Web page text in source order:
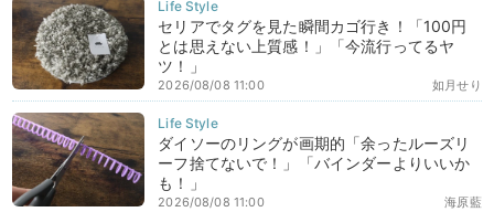
セリアでタグを見た瞬間カゴ行き！「100円
とは思えない上質感！」「今流行ってるヤ
ツ！」
如月せり
2026/08/08 11:00
ダイソーのリングが画期的「余ったルーズリ
ーフ捨てないで！」「バインダーよりいいか
も！」
海原藍
2026/08/08 11:00